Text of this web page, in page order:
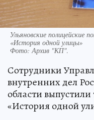
Ульяновские полицейские
«История одной улицы»
Фото: Архив "КП".
Сотрудники
внутренних дел
области
«История одной